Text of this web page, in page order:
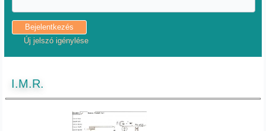
Új jelszó igénylése
I.M.R.